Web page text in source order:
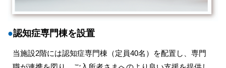
●認知症専門棟を設置
当施設2階には認知症専門棟（定員40名）を配置し、専門